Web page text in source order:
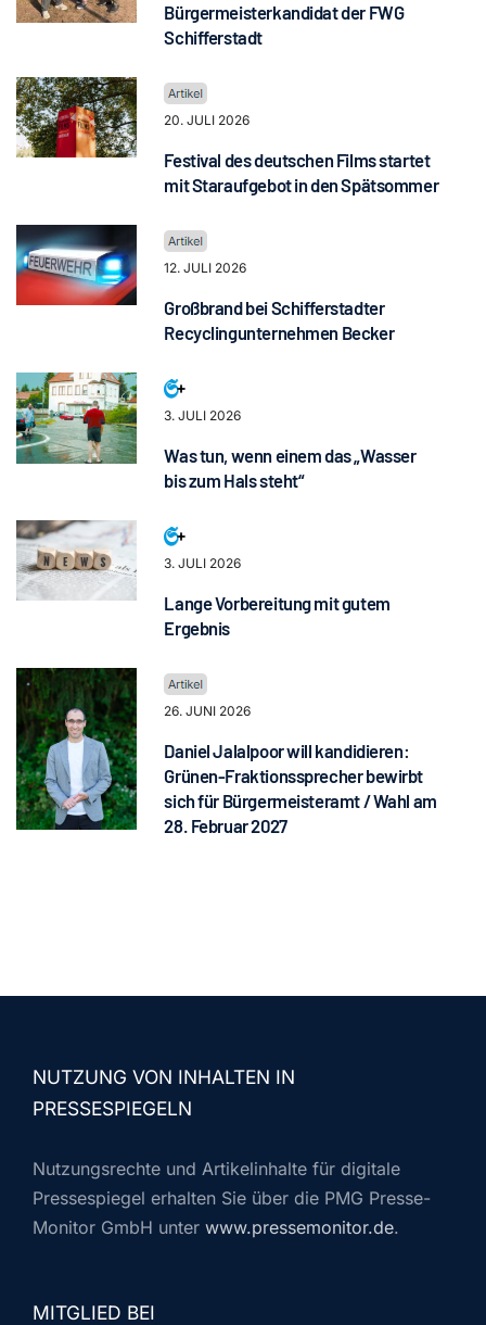
Bürgermeisterkandidat der FWG
Schifferstadt
20. JULI 2026
Festival des deutschen Films startet
mit Staraufgebot in den Spätsommer
12. JULI 2026
Großbrand bei Schifferstadter
Recyclingunternehmen Becker
3. JULI 2026
Was tun, wenn einem das „Wasser
bis zum Hals steht“
3. JULI 2026
Lange Vorbereitung mit gutem
Ergebnis
26. JUNI 2026
Daniel Jalalpoor will kandidieren:
Grünen-Fraktionssprecher bewirbt
sich für Bürgermeisteramt / Wahl am
28. Februar 2027
NUTZUNG VON INHALTEN IN
PRESSESPIEGELN
Nutzungsrechte und Artikelinhalte für digitale
Pressespiegel erhalten Sie über die PMG Presse-
Monitor GmbH unter www.pressemonitor.de.
MITGLIED BEI